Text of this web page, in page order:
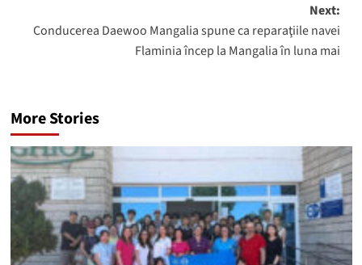
Next:
Conducerea Daewoo Mangalia spune ca reparaţiile navei
Flaminia încep la Mangalia în luna mai
More Stories